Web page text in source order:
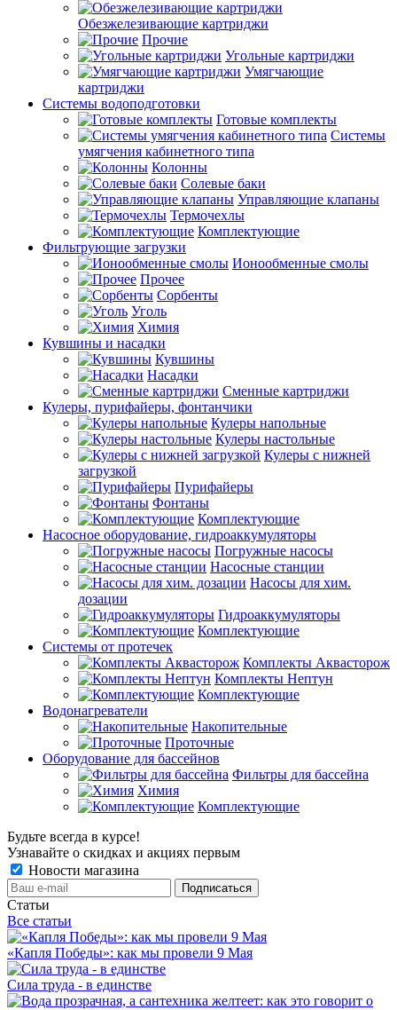
Обезжелезивающие картриджи
Прочие
Угольные картриджи
Умягчающие
картриджи
Системы водоподготовки
Готовые комплекты
Системы
умягчения кабинетного типа
Колонны
Солевые баки
Управляющие клапаны
Термочехлы
Комплектующие
Фильтрующие загрузки
Ионообменные смолы
Прочее
Сорбенты
Уголь
Химия
Кувшины и насадки
Кувшины
Насадки
Сменные картриджи
Кулеры, пурифайеры, фонтанчики
Кулеры напольные
Кулеры настольные
Кулеры с нижней
загрузкой
Пурифайеры
Фонтаны
Комплектующие
Насосное оборудование, гидроаккумуляторы
Погружные насосы
Насосные станции
Насосы для хим.
дозации
Гидроаккумуляторы
Комплектующие
Системы от протечек
Комплекты Аквасторож
Комплекты Нептун
Комплектующие
Водонагреватели
Накопительные
Проточные
Оборудование для бассейнов
Фильтры для бассейна
Химия
Комплектующие
Будьте всегда в курсе!
Узнавайте о скидках и акциях первым
Новости магазина
Статьи
Все статьи
«Капля Победы»: как мы провели 9 Мая
Сила труда - в единстве